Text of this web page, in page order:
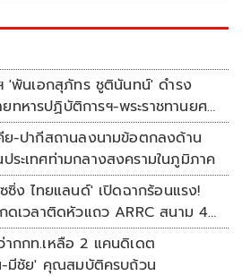
'พันเอกสุภัทร ชูตินันทน์' ดำรง
ทหารปฏิบัติการฯ-พระราชทานยศ
ย-ปากีสถานลงนามข้อตกลงด้าน
ระเทศท่ามกลางสงครามในภูมิภาค
ซิ่ง ไทยแลนด์' เปิดฉากร้อนแรง!
เวลาติดหัวแถว ARRC สนาม 4
กกท.เหลือ 2 แคนดิเดต
-มีชัย' คุณสมบัติครบถ้วน